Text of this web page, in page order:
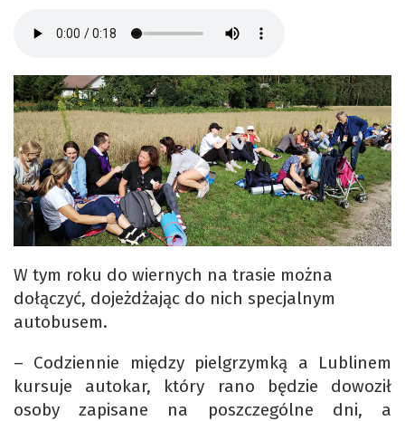
W tym roku do wiernych na trasie można
dołączyć, dojeżdżając do nich specjalnym
autobusem.
– Codziennie między pielgrzymką a Lublinem
kursuje autokar, który rano będzie dowoził
osoby zapisane na poszczególne dni, a